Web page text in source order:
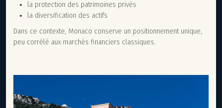
la protection des patrimoines privés
la diversification des actifs
Dans ce contexte, Monaco conserve un positionnement unique,
peu corrélé aux marchés financiers classiques.